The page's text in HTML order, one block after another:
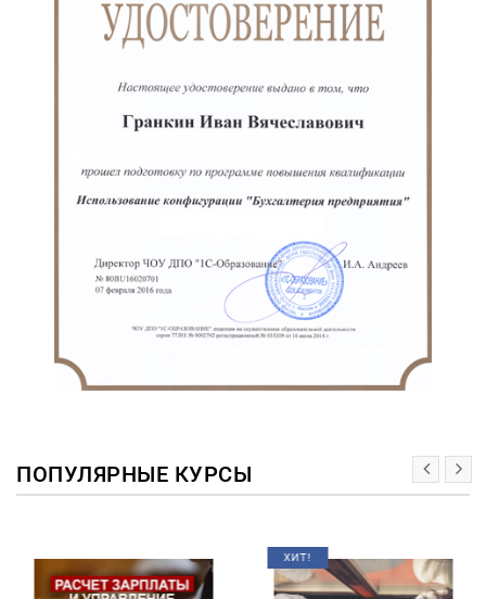
ПОПУЛЯРНЫЕ КУРСЫ
ХИТ!